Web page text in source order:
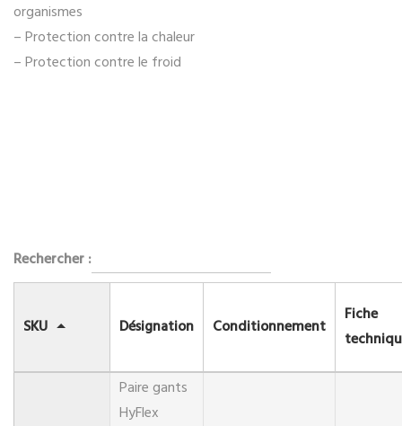
organismes
– Protection contre la chaleur
– Protection contre le froid
Rechercher :
SKU Désignation Conditionnement
Fiche
Paire gants
HyFlex